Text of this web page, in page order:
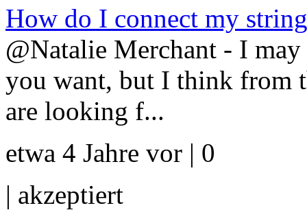
How do I connect my
@Natalie Merchant - I
you want, but I think from
are looking f...
etwa 4 Jahre vor | 0
| akzeptiert